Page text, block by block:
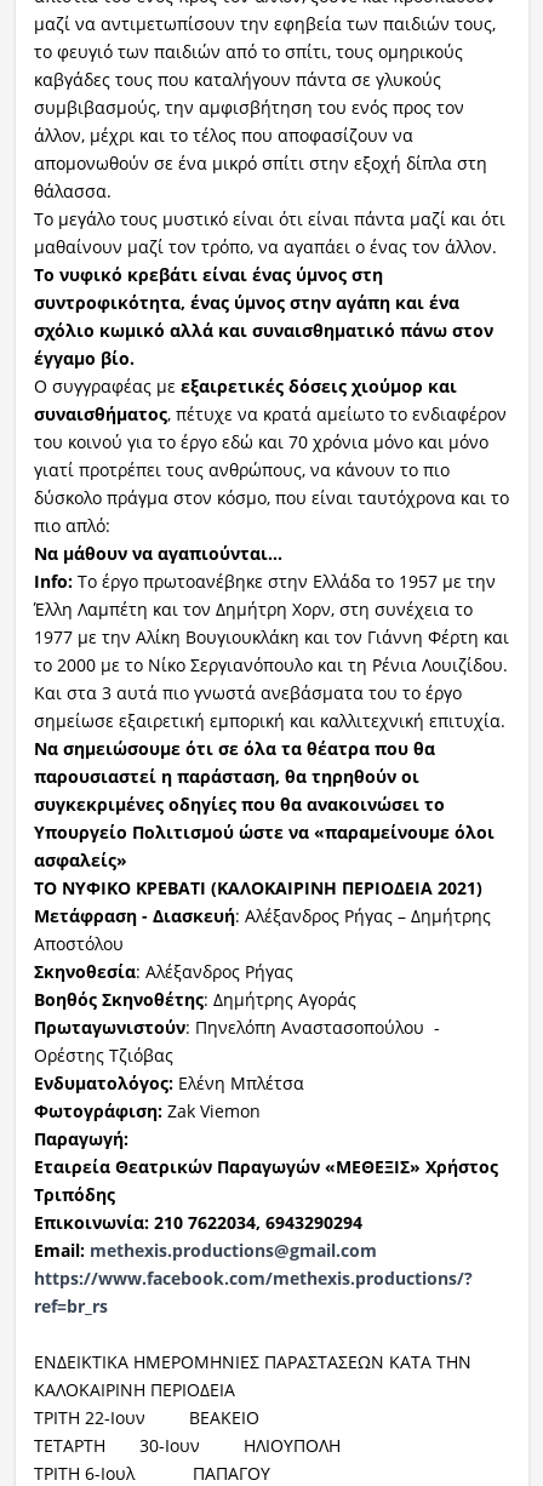
μαζί να αντιμετωπίσουν την εφηβεία των παιδιών τους,
το φευγιό των παιδιών από το σπίτι, τους ομηρικούς
καβγάδες τους που καταλήγουν πάντα σε γλυκούς
συμβιβασμούς, την αμφισβήτηση του ενός προς τον
άλλον, μέχρι και το τέλος που αποφασίζουν να
απομονωθούν σε ένα μικρό σπίτι στην εξοχή δίπλα στη
θάλασσα.
Το μεγάλο τους μυστικό είναι ότι είναι πάντα μαζί και ότι
μαθαίνουν μαζί τον τρόπο, να αγαπάει ο ένας τον άλλον.
Το νυφικό κρεβάτι είναι ένας ύμνος στη
συντροφικότητα, ένας ύμνος στην αγάπη και ένα
σχόλιο κωμικό αλλά και συναισθηματικό πάνω στον
έγγαμο βίο.
Ο συγγραφέας με εξαιρετικές δόσεις χιούμορ και
συναισθήματος, πέτυχε να κρατά αμείωτο το ενδιαφέρον
του κοινού για το έργο εδώ και 70 χρόνια μόνο και μόνο
γιατί προτρέπει τους ανθρώπους, να κάνουν το πιο
δύσκολο πράγμα στον κόσμο, που είναι ταυτόχρονα και το
πιο απλό:
Να μάθουν να αγαπιούνται…
Info:Το έργο πρωτοανέβηκε στην Ελλάδα το 1957 με την
Έλλη Λαμπέτη και τον Δημήτρη Χορν, στη συνέχεια το
1977 με την Αλίκη Βουγιουκλάκη και τον Γιάννη Φέρτη και
το 2000 με το Νίκο Σεργιανόπουλο και τη Ρένια Λουιζίδου.
Και στα 3 αυτά πιο γνωστά ανεβάσματα του το έργο
σημείωσε εξαιρετική εμπορική και καλλιτεχνική επιτυχία.
Να σημειώσουμε ότι σε όλα τα θέατρα που θα
παρουσιαστεί η παράσταση, θα τηρηθούν οι
συγκεκριμένες οδηγίες που θα ανακοινώσει το
Υπουργείο Πολιτισμού ώστε να «παραμείνουμε όλοι
ασφαλείς»
ΤΟ ΝΥΦΙΚΟ ΚΡΕΒΑΤΙ (ΚΑΛΟΚΑΙΡΙΝΗ ΠΕΡΙΟΔΕΙΑ 2021)
Μετάφραση - Διασκευή: Αλέξανδρος Ρήγας – Δημήτρης
Αποστόλου
Σκηνοθεσία: Αλέξανδρος Ρήγας
Βοηθός Σκηνοθέτης: Δημήτρης Αγοράς
Πρωταγωνιστούν: Πηνελόπη Αναστασοπούλου -
Ορέστης Τζιόβας
Ενδυματολόγος: Ελένη Μπλέτσα
Φωτογράφιση: Zak Viemon
Παραγωγή:
Εταιρεία Θεατρικών Παραγωγών «ΜΕΘΕΞΙΣ» Χρήστος
Τριπόδης
Επικοινωνία: 210 7622034, 6943290294
Email: methexis.productions@gmail.com
https://www.facebook.com/methexis.productions/?
ref=br_rs
ΕΝΔΕΙΚΤΙΚΑ ΗΜΕΡΟΜΗΝΙΕΣ ΠΑΡΑΣΤΑΣΕΩΝ ΚΑΤΑ ΤΗΝ
ΚΑΛΟΚΑΙΡΙΝΗ ΠΕΡΙΟΔΕΙΑ
ΤΡΙΤΗ 22-Ιουν ΒΕΑΚΕΙΟ
ΤΕΤΑΡΤΗ 30-Ιουν ΗΛΙΟΥΠΟΛΗ
ΤΡΙΤΗ 6-Ιουλ ΠΑΠΑΓΟΥ